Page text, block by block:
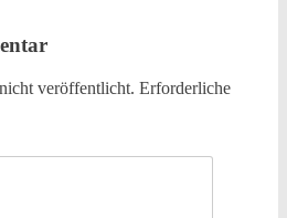
veröffentlicht. Erforderliche